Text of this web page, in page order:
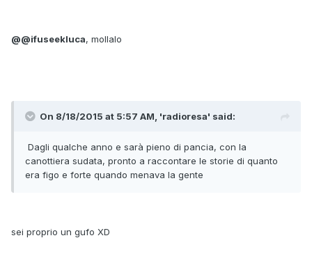
@@ifuseekluca, mollalo
On 8/18/2015 at 5:57 AM, 'radioresa' said:
Dagli qualche anno e sarà pieno di pancia, con la
canottiera sudata, pronto a raccontare le storie di quanto
era figo e forte quando menava la gente
sei proprio un gufo XD